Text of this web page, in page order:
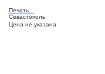
Печать...
Севастополь
Цена не указана